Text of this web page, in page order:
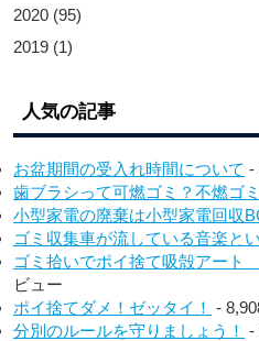
2020 (95)
2019 (1)
人気の記事
お盆期間の受入れ時間について -
歯ブラシって可燃ゴミ？不燃ゴ
小型家電の廃棄は小型家電回収
ゴミ収集車が流している音楽と
ゴミ拾いでポイ捨て吸殻アート
ビュー
ポイ捨てダメ！ゼッタイ！ -
分別のルールを守りましょう！ -